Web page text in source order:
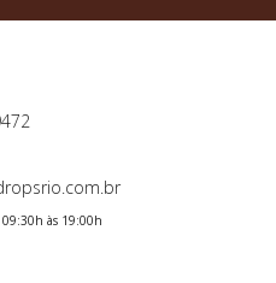
09:30h às 19:00h